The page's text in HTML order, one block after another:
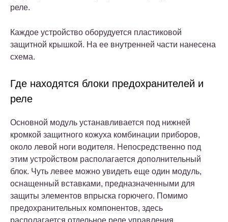
реле.
Каждое устройство оборудуется пластиковой
защитной крышкой. На ее внутренней части нанесена
схема.
Где находятся блоки предохранителей и
реле
Основной модуль устанавливается под нижней
кромкой защитного кожуха комбинации приборов,
около левой ноги водителя. Непосредственно под
этим устройством располагается дополнительный
блок. Чуть левее можно увидеть еще один модуль,
оснащенный вставками, предназначенными для
защиты элементов впрыска горючего. Помимо
предохранительных компонентов, здесь
располагается отдельное реле управления